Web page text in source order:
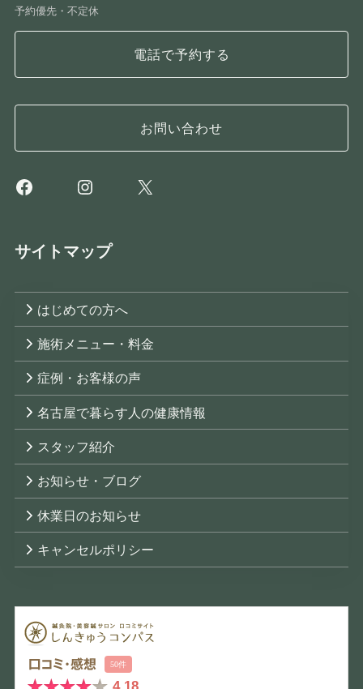
予約優先・不定休
電話で予約する
お問い合わせ
FacebookInstagram
X
サイトマップ
はじめての方へ
施術メニュー・料金
症例・お客様の声
名古屋で暮らす人の健康情報
スタッフ紹介
お知らせ・ブログ
休業日のお知らせ
キャンセルポリシー